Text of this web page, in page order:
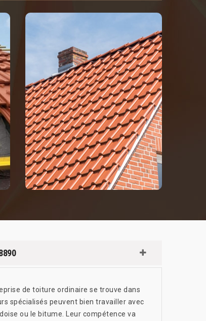
de toiture ordinaire se trouve dans
spécialisés peuvent bien travailler avec
ou le bitume. Leur compétence va